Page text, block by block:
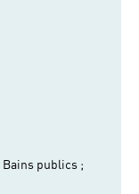
Bains publics ;